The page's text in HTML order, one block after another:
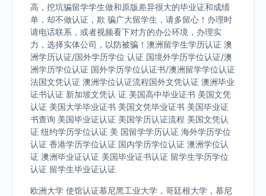
高，挖坑骗留学学生做和原版差异很大的毕业证和成绩
单，却不做认证，欺 骗广大留学生，请多留心！办理时
请电话联系，或者视频看下对方的办公环境，办理实
力，选择实体公司，以防被骗！澳洲留学生学历认证 澳
洲学历认证/国外学历学位 认证 国境外学历学位认证/澳
洲学历学位认证 国外学历学位认证书/澳洲留学学位认证
法国文凭认证 澳洲学位认证流程国外文凭认证 澳洲毕业
证书认证 新加坡文凭认 证 美国高中毕业证书 美国文凭
认证 美国大学毕业证书 美国文凭毕业证书 美国毕业证
书查询 美国毕业证认证 美国学历认证流程 美国文凭认
证 纽约学历学位认证 美 国留学学历认证 海外学历学位
认证 香港学历学位认证 国内学历学位认证 澳洲学位认
证 澳洲毕业证认证 美国毕业证书认证 留学生学历学位
认证 留学生毕业证认证
欧洲大学 使馆认证慕尼黑工业大学，哥廷根大学，慕尼